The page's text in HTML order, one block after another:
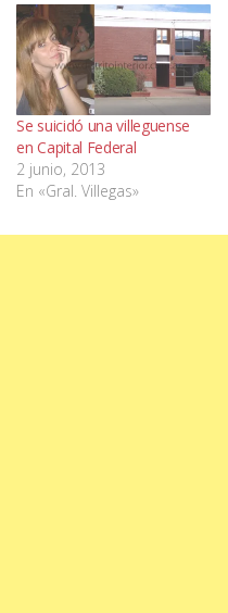
Se suicidó una villeguense
en Capital Federal
2 junio, 2013
En «Gral. Villegas»